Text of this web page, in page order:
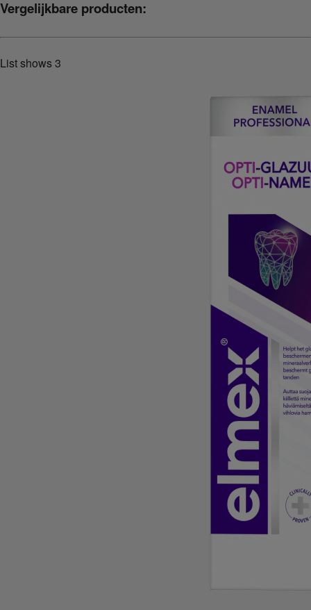
Vergelijkbare producten:
List shows3